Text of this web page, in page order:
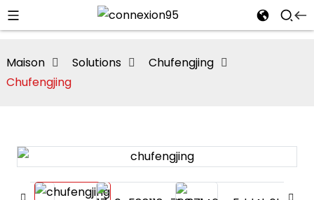
Maison Solutions
Chufengjing
Chufengjing